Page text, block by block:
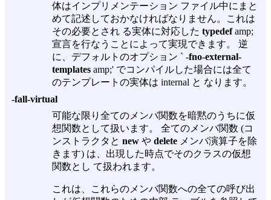
体はインプリメンテーション ファイル中にまと
めて記述しておかなければなりません。これは
その必要とされ る実体に対応した typedefamp;
宣言を行なうことによって実現できます。 逆
に、デフォルトのオプション ` -fno-external-
templates amp;' でコンパイルした場合には全て
のテンプレートの実体は internal と なります。
-fall-virtual
可能な限り全てのメンバ関数を暗黙のうちに仮
想関数として扱います。 全てのメンバ関数 (コ
ンストラクタと new や delete メンバ演算子を除
きます) は、出現した時点でそのクラスの仮想
関数とし て扱われます。
これは、これらのメンバ関数への全ての呼び出